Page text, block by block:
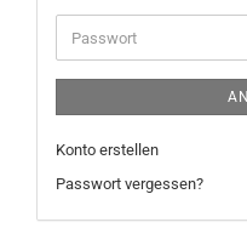
Konto erstellen
Passwort vergessen?